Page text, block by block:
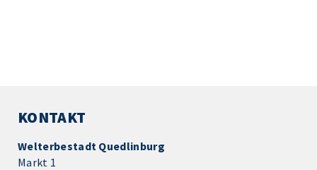
KONTAKT
Welterbestadt Quedlinburg
Markt 1